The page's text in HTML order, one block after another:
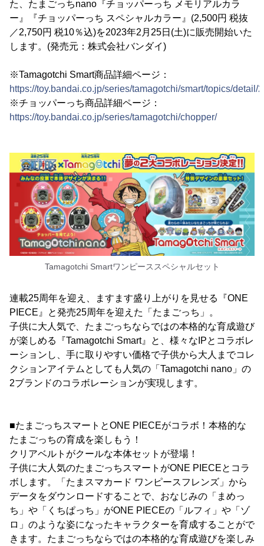
た、たまごっちnano『チョッパーっち メモリアルカラ
ー』『チョッパーっち スペシャルカラー』(2,500円 税抜
／2,750円 税10％込)を2023年2月25日(土)に販売開始いた
します。(発売元：株式会社バンダイ)
※Tamagotchi Smart商品詳細ページ：
https://toy.bandai.co.jp/series/tamagotchi/smart/topics/detail/
※チョッパーっち商品詳細ページ：
https://toy.bandai.co.jp/series/tamagotchi/chopper/
Tamagotchi Smartワンピーススペシャルセット
連載25周年を迎え、ますます盛り上がりを見せる『ONE
PIECE』と発売25周年を迎えた「たまごっち」。
子供に大人気で、たまごっちならではの本格的な育成遊び
が楽しめる『Tamagotchi Smart』と、様々なIPとコラボレ
ーションし、手に取りやすい価格で子供から大人までコレ
クションアイテムとしても人気の「Tamagotchi nano」の
2ブランドのコラボレーションが実現します。
■たまごっちスマートとONE PIECEがコラボ！本格的な
たまごっちの育成を楽しもう！
クリアベルトがクールな本体セットが登場！
子供に大人気のたまごっちスマートがONE PIECEとコラ
ボします。「たまスマカード ワンピースフレンズ」から
データをダウンロードすることで、おなじみの「まめっ
ち」や「くちぱっち」がONE PIECEの「ルフィ」や「ゾ
ロ」のような姿になったキャラクターを育成することがで
きます。たまごっちならではの本格的な育成遊びを楽しみ